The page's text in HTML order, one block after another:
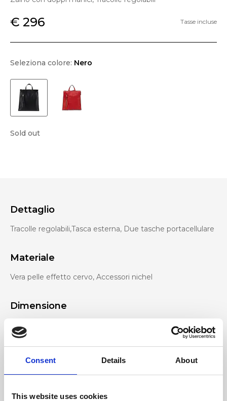
Consent Details About
This website uses cookies
€ 296 Tasse incluse
Seleziona colore: Nero
Sold out
Dettaglio
Tracolle regolabili,Tasca esterna, Due tasche portacellulare
Materiale
Vera pelle effetto cervo, Accessori nichel
Dimensione
33 x 34 x 10 cm (l x a x p)